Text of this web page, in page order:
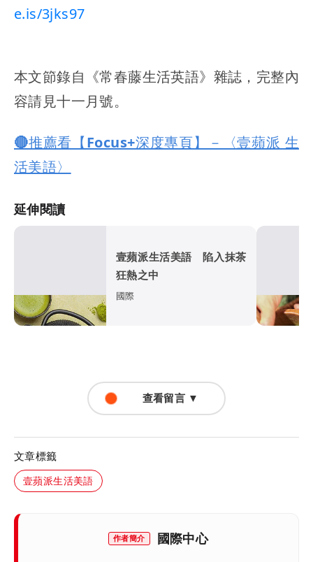
e.is/3jks97
本文節錄自《常春藤生活英語》雜誌，完整內
容請見十一月號。
🔴推薦看【Focus+深度專頁】－〈壹蘋派 生
活美語〉
延伸閱讀
壹蘋派生活美語 陷入抹茶
狂熱之中
國際
查看留言 ▼
文章標籤
壹蘋派生活美語
作者簡介 國際中心